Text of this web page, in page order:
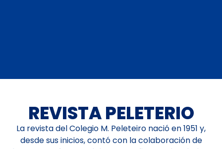
REVISTA PELETERIO
La revista del Colegio M. Peleteiro nació en 1951 y,
desde sus inicios, contó con la colaboración de